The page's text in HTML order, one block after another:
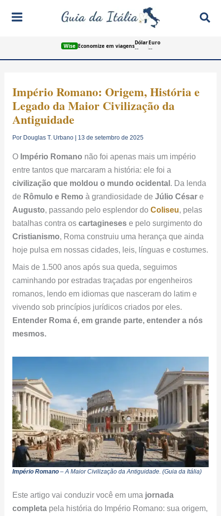
para
Wise Economize em viagensDólar
--
Euro
--
Império Romano: Origem, História e
Legado da Maior Civilização da
Antiguidade
Por Douglas T. Urbano | 13 de setembro de 2025
O Império Romano não foi apenas mais um império
entre tantos que marcaram a história: ele foi a
civilização que moldou o mundo ocidental. Da lenda
de Rômulo e Remo à grandiosidade deJúlio César e
Augusto, passando pelo esplendor doColiseu, pelas
batalhas contra oscartagineses e pelo surgimento do
Cristianismo, Roma construiu uma herança que ainda
hoje pulsa em nossas cidades, leis, línguas e costumes.
Mais de 1.500 anos após sua queda, seguimos
caminhando por estradas traçadas por engenheiros
romanos, lendo em idiomas que nasceram do latim e
vivendo sob princípios jurídicos criados por eles.
Entender Roma é, em grande parte, entender a nós
mesmos.
Império Romano – A Maior Civilização da Antiguidade. (Guia da Itália)
Este artigo vai conduzir você em uma jornada
completa pela história do Império Romano: sua origem,